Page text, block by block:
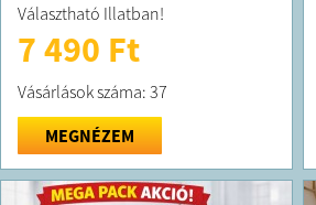
Választható Illatban!
7 490 Ft
Vásárlások száma: 37
MEGNÉZEM